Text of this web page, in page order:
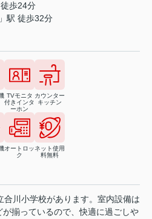
徒歩24分
」駅 徒歩32分
TVモニタ
付きインタ
ーホン
カウンター
キッチン
オートロッ
ク
ネット使用
料無料
川小学校があります。室内設備は
揃っているので、快適に過ごしや